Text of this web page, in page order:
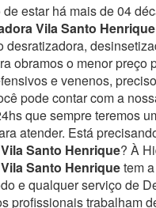
estar há mais de 04
Vila Santo Henrique
desratizadora,
obramos o menor preço
e venenos,
pode contar com a
que sempre teremos
atender. Está
Santo Henrique? À
Santo Henriquetem
e qualquer serviço de
profissionais trabalham